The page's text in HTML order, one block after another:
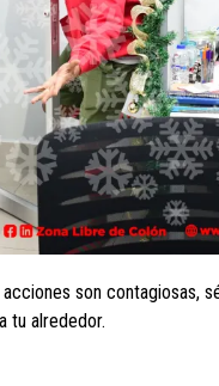
son contagiosas,
tu alrededor.